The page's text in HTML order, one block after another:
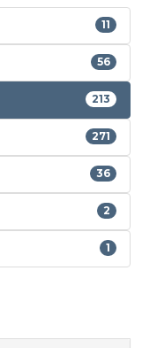
11
56
213
271
36
2
1